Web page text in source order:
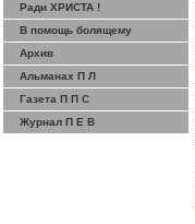
Ради ХРИСТА !
В помощь болящему
Архив
Альманах П Л
Газета П П С
Журнал П Е В